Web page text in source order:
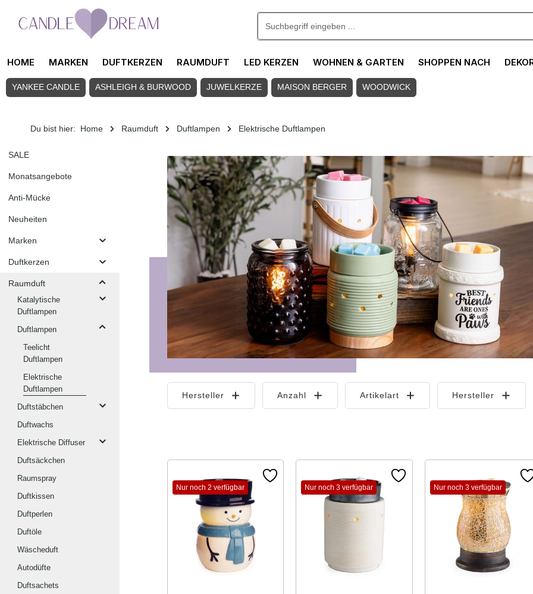
Zum Hauptinhalt springen
HOME MARKEN DUFTKERZEN RAUMDUFT LED KERZEN WOHNEN & GARTEN SHOPPEN NACH
YANKEE CANDLE ASHLEIGH & BURWOOD JUWELKERZE MAISON BERGER WOODWICK
Du bist hier: Home Raumduft Duftlampen Elektrische Duftlampen
SALE
Monatsangebote
Anti-Mücke
Neuheiten
Marken
Duftkerzen
Raumduft
Katalytische
Duftlampen
Duftlampen
Teelicht
Duftlampen
Elektrische
Duftlampen
Duftstäbchen
Duftwachs
Elektrische Diffuser
Duftsäckchen
Raumspray
Duftkissen
Duftperlen
Duftöle
Wäscheduft
Autodüfte
Duftsachets
Hersteller Anzahl Artikelart Hersteller
Nur noch 2 verfügbar Nur noch 3 verfügbar Nur noch 3 verfügbar